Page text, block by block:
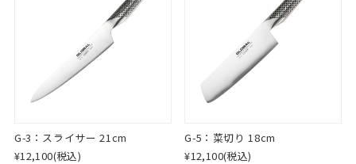
G-3：スライサー 21cm
¥12,100(税込)
G-5：菜切り 18cm
¥12,100(税込)